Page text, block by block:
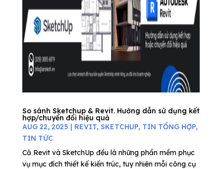
So sánh Sketchup & Revit. Hướng dẫn sử dụng kết
hợp/chuyển đổi hiệu quả
AUG 22, 2025 | REVIT, SKETCHUP, TIN TỔNG HỢP,
TIN TỨC
Cả Revit và SketchUp đều là những phần mềm phục
vụ mục đích thiết kế kiến trúc, tuy nhiên mỗi công cụ